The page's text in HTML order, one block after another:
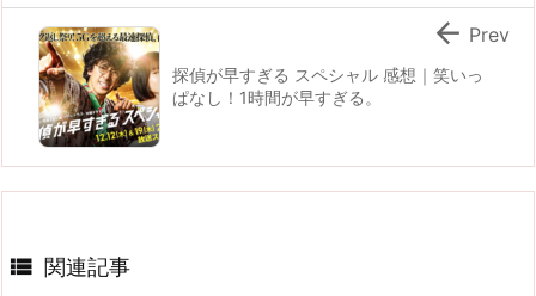
探偵が早すぎる スペシャル 感想｜笑いっ
ぱなし！1時間が早すぎる。
 Prev
 関連記事